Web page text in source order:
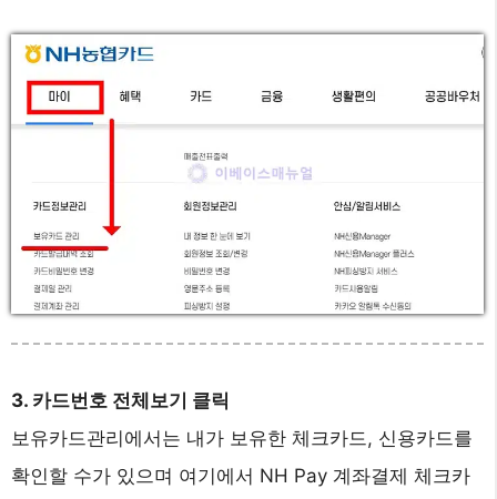
3. 카드번호 전체보기 클릭
보유카드관리에서는 내가 보유한 체크카드, 신용카드를
확인할 수가 있으며 여기에서 NH Pay 계좌결제 체크카